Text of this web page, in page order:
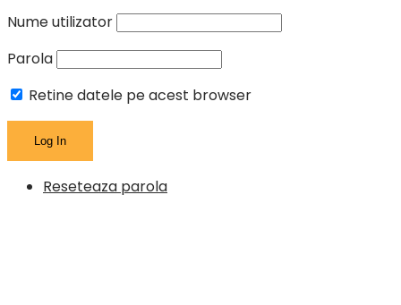
Nume utilizator
Parola
Retine datele pe acest browser
Reseteaza parola